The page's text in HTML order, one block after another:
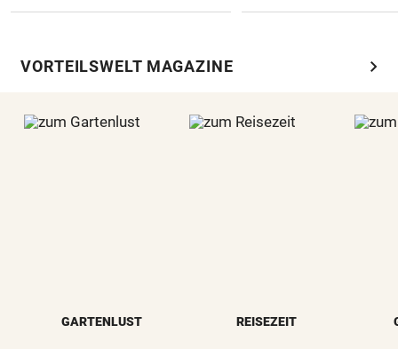
VORTEILSWELT MAGAZINE chevron_right
GARTENLUST REISEZEIT